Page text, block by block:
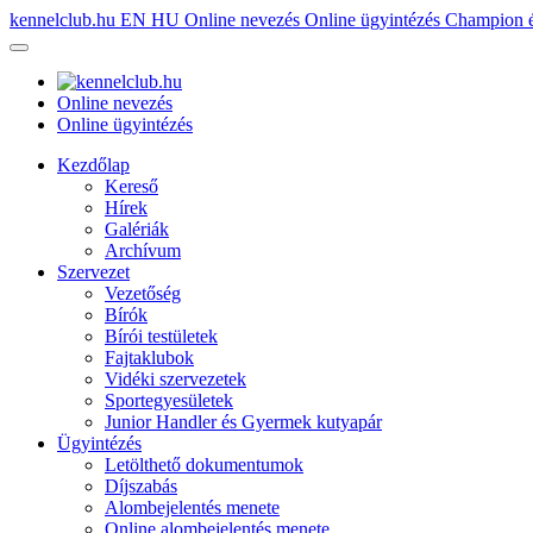
kennelclub.hu EN HU Online nevezés Online ügyintézés Champion
Online nevezés
Online ügyintézés
Kezdőlap
Kereső
Hírek
Galériák
Archívum
Szervezet
Vezetőség
Bírók
Bírói testületek
Fajtaklubok
Vidéki szervezetek
Sportegyesületek
Junior Handler és Gyermek kutyapár
Ügyintézés
Letölthető dokumentumok
Díjszabás
Alombejelentés menete
Online alombejelentés menete